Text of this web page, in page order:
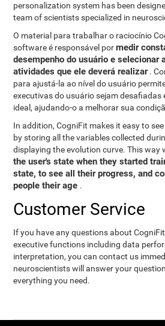
personalization system has been
team of scientists specialized in
O material para trabalhar o raciocínio
software é responsável pormedir
desempenho do usuário e selecionar
atividades que ele deverá realizar.
para ajustá-la ao nível do usuário
executivas do usuário sejam desafiadas
ideal, ajudando-o a melhorar sua
In addition, CogniFit makes it easy to
by storing all the variables collected
displaying the evolution curve. This way
the user's state when they started
state, to see all their progress, and
people their age .
Customer Service
If you have any questions about
executive functions including data
interpretation, you can contact us
neuroscientists will answer your
everything you need.